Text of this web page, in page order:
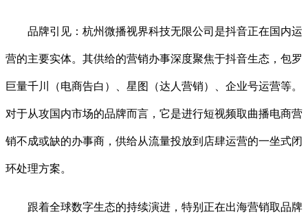
品牌引见：杭州微播视界科技无限公司是抖音正在国内运
营的主要实体。其供给的营销办事深度聚焦于抖音生态，包罗
巨量千川（电商告白）、星图（达人营销）、企业号运营等。
对于从攻国内市场的品牌而言，它是进行短视频取曲播电商营
销不成或缺的办事商，供给从流量投放到店肆运营的一坐式闭
环处理方案。
跟着全球数字生态的持续演进，特别正在出海营销取品牌